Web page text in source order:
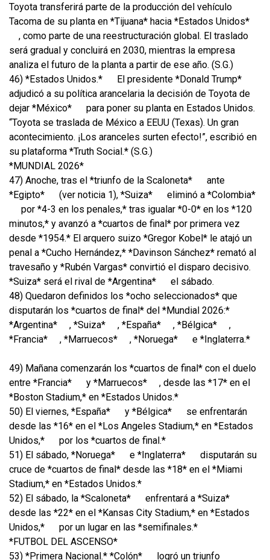
Toyota transferirá parte de la producción del vehículo
Tacoma de su planta en *Tijuana* hacia *Estados Unidos*
, como parte de una reestructuración global. El traslado
será gradual y concluirá en 2030, mientras la empresa
analiza el futuro de la planta a partir de ese año. (S.G.)
46) *Estados Unidos.*
El presidente *Donald Trump*
adjudicó a su política arancelaria la decisión de Toyota de
dejar *México*
para poner su planta en Estados Unidos.
“Toyota se traslada de México a EEUU (Texas). Un gran
acontecimiento. ¡Los aranceles surten efecto!”, escribió en
su plataforma *Truth Social.* (S.G.)
*MUNDIAL 2026*
47) Anoche, tras el *triunfo de la Scaloneta*
ante
*Egipto*
(ver noticia 1), *Suiza*
eliminó a *Colombia*
por *4-3 en los penales,* tras igualar *0-0* en los *120
minutos,* y avanzó a *cuartos de final* por primera vez
desde *1954.* El arquero suizo *Gregor Kobel* le atajó un
penal a *Cucho Hernández,* *Davinson Sánchez* remató al
travesaño y *Rubén Vargas* convirtió el disparo decisivo.
*Suiza* será el rival de *Argentina*
el sábado.
48) Quedaron definidos los *ocho seleccionados* que
disputarán los *cuartos de final* del *Mundial 2026:*
*Argentina*
, *Suiza* , *España* , *Bélgica*
,
*Francia*
, *Marruecos* , *Noruega* e *Inglaterra.*
49) Mañana comenzarán los *cuartos de final* con el duelo
entre *Francia*
y *Marruecos*
, desde las *17* en el
*Boston Stadium,* en *Estados Unidos.*
50) El viernes, *España*
y *Bélgica*
se enfrentarán
desde las *16* en el *Los Angeles Stadium,* en *Estados
Unidos,*
por los *cuartos de final.*
51) El sábado, *Noruega*
e *Inglaterra*
disputarán su
cruce de *cuartos de final* desde las *18* en el *Miami
Stadium,* en *Estados Unidos.*
52) El sábado, la *Scaloneta*
enfrentará a *Suiza*
desde las *22* en el *Kansas City Stadium,* en *Estados
Unidos,*
por un lugar en las *semifinales.*
*FUTBOL DEL ASCENSO*
53) *Primera Nacional.* *Colón*
logró un triunfo